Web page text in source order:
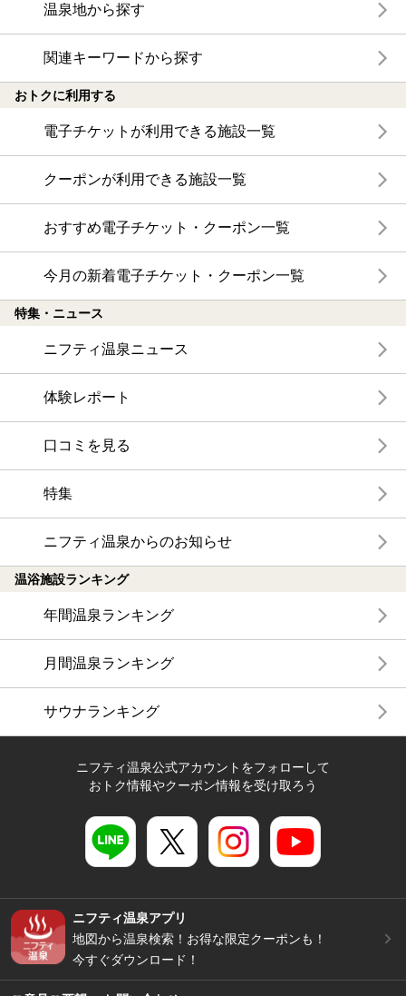
温泉地から探す
関連キーワードから探す
おトクに利用する
電子チケットが利用できる施設一覧
クーポンが利用できる施設一覧
おすすめ電子チケット・クーポン一覧
今月の新着電子チケット・クーポン一覧
特集・ニュース
ニフティ温泉ニュース
体験レポート
口コミを見る
特集
ニフティ温泉からのお知らせ
温浴施設ランキング
年間温泉ランキング
月間温泉ランキング
サウナランキング
ニフティ温泉公式アカウントをフォローして
おトク情報やクーポン情報を受け取ろう
ニフティ温泉アプリ
地図から温泉検索！お得な限定クーポンも！
今すぐダウンロード！